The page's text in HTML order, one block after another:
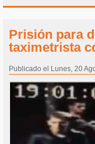
Prisión para
taximetrista
Publicado el Lunes, 20